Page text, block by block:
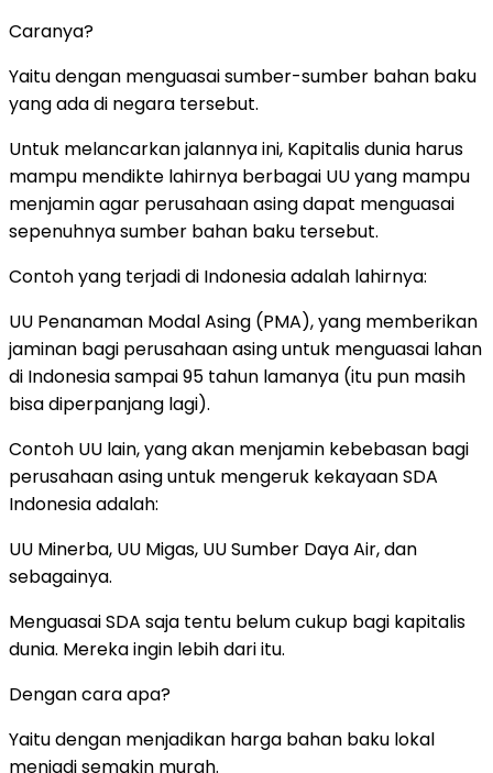
Caranya?
Yaitu dengan menguasai sumber-sumber bahan baku
yang ada di negara tersebut.
Untuk melancarkan jalannya ini, Kapitalis dunia harus
mampu mendikte lahirnya berbagai UU yang mampu
menjamin agar perusahaan asing dapat menguasai
sepenuhnya sumber bahan baku tersebut.
Contoh yang terjadi di Indonesia adalah lahirnya:
UU Penanaman Modal Asing (PMA), yang memberikan
jaminan bagi perusahaan asing untuk menguasai lahan
di Indonesia sampai 95 tahun lamanya (itu pun masih
bisa diperpanjang lagi).
Contoh UU lain, yang akan menjamin kebebasan bagi
perusahaan asing untuk mengeruk kekayaan SDA
Indonesia adalah:
UU Minerba, UU Migas, UU Sumber Daya Air, dan
sebagainya.
Menguasai SDA saja tentu belum cukup bagi kapitalis
dunia. Mereka ingin lebih dari itu.
Dengan cara apa?
Yaitu dengan menjadikan harga bahan baku lokal
menjadi semakin murah.